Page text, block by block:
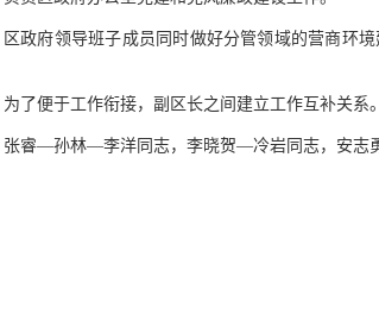
区政府领导班子成员同时做好分管领域的营商环
为了便于工作衔接，副区长之间建立工作互补关系
张睿—孙林—李洋同志，李晓贺—冷岩同志，安志
营口市老边区
2025年